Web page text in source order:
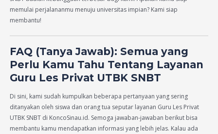
memulai perjalananmu menuju universitas impian? Kami siap
membantu!
FAQ (Tanya Jawab): Semua yang
Perlu Kamu Tahu Tentang Layanan
Guru Les Privat UTBK SNBT
Di sini, kami sudah kumpulkan beberapa pertanyaan yang sering
ditanyakan oleh siswa dan orang tua seputar layanan Guru Les Privat
UTBK SNBT di KoncoSinau.id. Semoga jawaban-jawaban berikut bisa
membantu kamu mendapatkan informasi yang lebih jelas. Kalau ada